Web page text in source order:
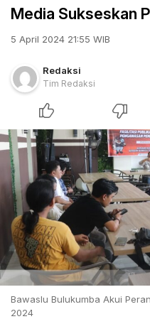
Media Sukseskan
5 April 2024 21:55 WIB
Redaksi
Tim Redaksi
Bawaslu Bulukumba Akui
2024